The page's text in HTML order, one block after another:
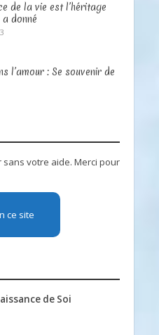
de la vie est l’héritage
donné
l’amour : Se souvenir de
votre aide. Merci pour
ce site
de Soi